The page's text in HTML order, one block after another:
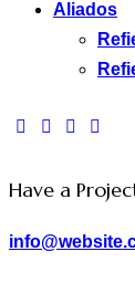
Aliados
Have a